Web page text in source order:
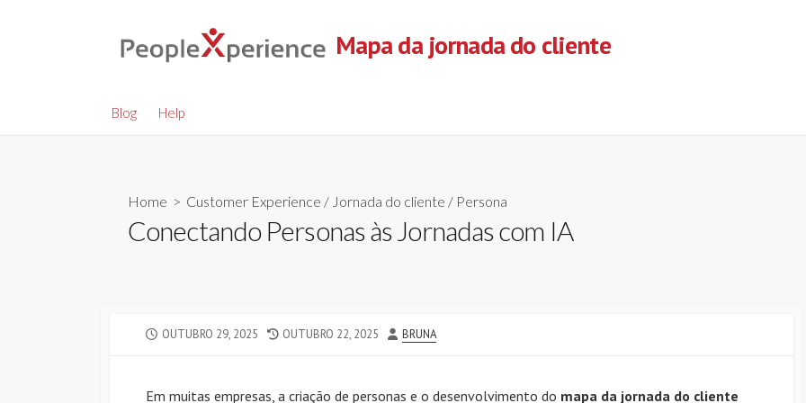
Mapa da jornada do cliente
Blog Help
Home > Customer Experience / Jornada do cliente / Persona
Conectando Personas às Jornadas com IA
PUBLISHED
OUTUBRO 29, 2025
LAST
OUTUBRO 22, 2025 AUTHOR
BRUNA
Em muitas empresas, a criação de personas e o desenvolvimento do mapa da jornada do cliente